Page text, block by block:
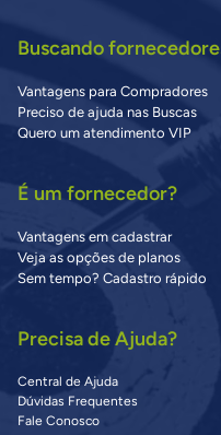
Buscando
Vantagens para Compradores
Preciso de ajuda nas Buscas
Quero um atendimento VIP
É um fornecedor?
Vantagens em cadastrar
Veja as opções de planos
Sem tempo? Cadastro rápido
Precisa de Ajuda?
Central de Ajuda
Dúvidas Frequentes
Fale Conosco